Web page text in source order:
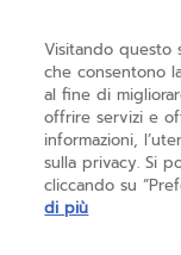
AIUTO
CHI SIAMO
Visitando questo
che consentono
al fine di
offrire servizi e
informazioni,
sulla privacy. Si
cliccando su
di più